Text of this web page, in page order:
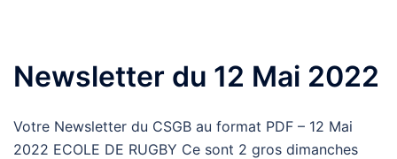
Newsletter du 12 Mai 2022
Votre Newsletter du CSGB au format PDF – 12 Mai
2022 ECOLE DE RUGBY Ce sont 2 gros dimanches